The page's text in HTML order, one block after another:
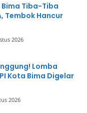
Tiba-Tiba
Tembok Hancur
2026
Lomba
Kota Bima Digelar
2026